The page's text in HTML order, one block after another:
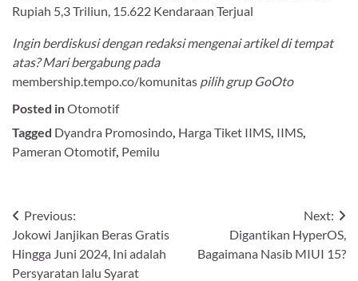
Rupiah 5,3 Triliun, 15.622 Kendaraan Terjual
Ingin berdiskusi dengan redaksi mengenai artikel di tempat
atas? Mari bergabung pada
membership.tempo.co/komunitas pilih grup GoOto
Posted inOtomotif
Tagged Dyandra Promosindo Harga Tiket IIMS IIMS
Pameran Otomotif, Pemilu
Navigasi
pos
Previous:
Jokowi Janjikan Beras Gratis
Hingga Juni 2024, Ini adalah
Persyaratan lalu Syarat
Next:
Digantikan HyperOS,
Bagaimana Nasib MIUI 15?